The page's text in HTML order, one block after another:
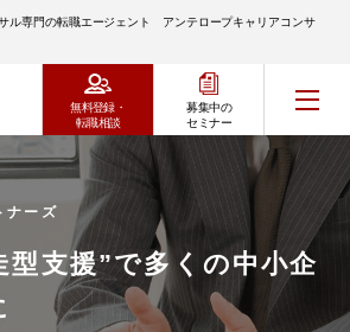
ル専門の転職エージェント アンテロープキャリアコンサ
無料登録・
転職相談
募集中の
セミナー
ナーズ
型支援”で多くの中小企